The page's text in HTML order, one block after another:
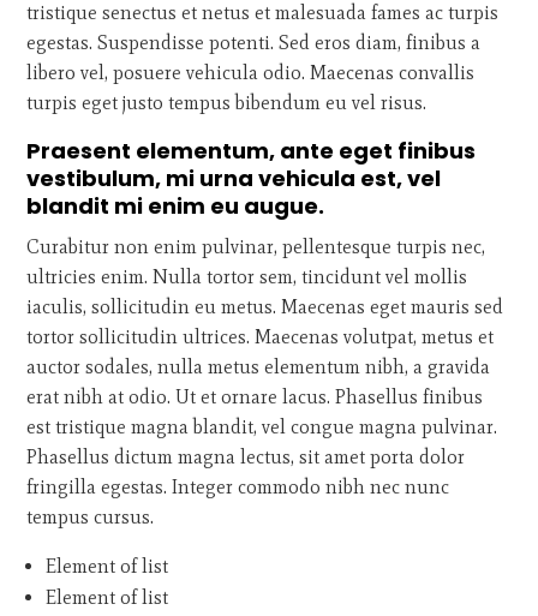
tristique senectus et netus et malesuada fames ac turpis
egestas. Suspendisse potenti. Sed eros diam, finibus a
libero vel, posuere vehicula odio. Maecenas convallis
turpis eget justo tempus bibendum eu vel risus.
Praesent elementum, ante eget finibus
vestibulum, mi urna vehicula est, vel
blandit mi enim eu augue.
Curabitur non enim pulvinar, pellentesque turpis nec,
ultricies enim. Nulla tortor sem, tincidunt vel mollis
iaculis, sollicitudin eu metus. Maecenas eget mauris sed
tortor sollicitudin ultrices. Maecenas volutpat, metus et
auctor sodales, nulla metus elementum nibh, a gravida
erat nibh at odio. Ut et ornare lacus. Phasellus finibus
est tristique magna blandit, vel congue magna pulvinar.
Phasellus dictum magna lectus, sit amet porta dolor
fringilla egestas. Integer commodo nibh nec nunc
tempus cursus.
Element of list
Element of list